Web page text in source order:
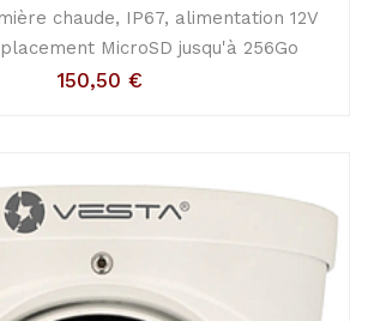
chaude, IP67, alimentation 12V
MicroSD jusqu'à 256Go
150,50 €